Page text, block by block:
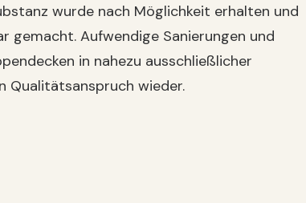
wurde nach Möglichkeit erhalten und
gemacht. Aufwendige Sanierungen und
in nahezu ausschließlicher
Qualitätsanspruch wieder.